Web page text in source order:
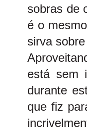
sobras de
é o
sirva
está sem
durante
que fiz